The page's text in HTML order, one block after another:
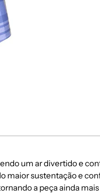
um ar divertido e
maior sustentação e
a peça ainda